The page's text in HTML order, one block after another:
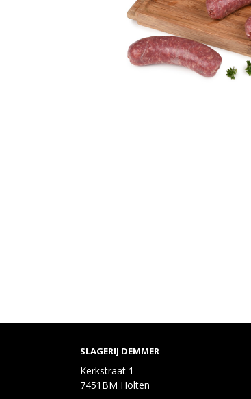
SLAGERIJ DEMMER
Kerkstraat 1
7451BM Holten